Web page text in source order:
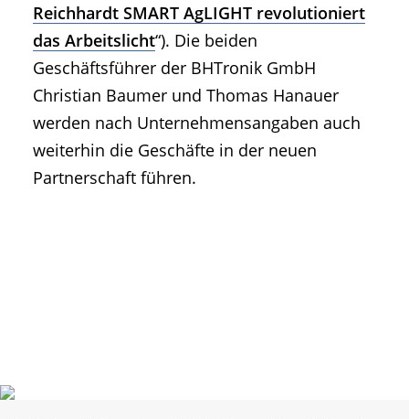
Reichhardt SMART AgLIGHT revolutioniert
das Arbeitslicht“). Die beiden
Geschäftsführer der BHTronik GmbH
Christian Baumer und Thomas Hanauer
werden nach Unternehmensangaben auch
weiterhin die Geschäfte in der neuen
Partnerschaft führen.